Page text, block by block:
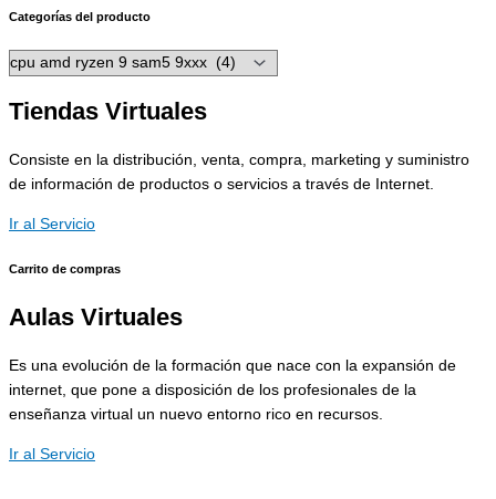
Categorías del producto
Tiendas Virtuales
Consiste en la distribución, venta, compra, marketing y suministro
de información de productos o servicios a través de Internet.
Ir al Servicio
Carrito de compras
Aulas Virtuales
Es una evolución de la formación que nace con la expansión de
internet, que pone a disposición de los profesionales de la
enseñanza virtual un nuevo entorno rico en recursos.
Ir al Servicio